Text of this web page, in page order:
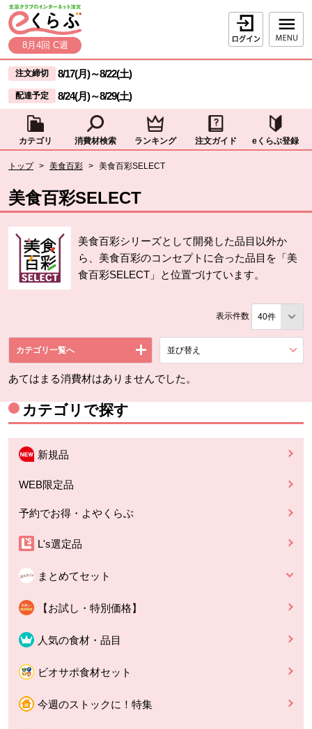
ページの先頭です。
本文へジャンプする。
8月4回 C週
ログイン
ここからサイト内共通メニューです。
サイト内共通メニューをスキップする
注文締切 8/17(月)～8/22(土)
配達予定 8/24(月)～8/29(土)
カテゴリ 消費材検索 ランキング 注文ガイド eくらぶ登録
トップ > 美食百彩 > 美食百彩SELECT
美食百彩SELECT
美食百彩シリーズとして開発した品目以外か
ら、美食百彩のコンセプトに合った品目を「美
食百彩SELECT」と位置づけています。
表示件数
カテゴリ一覧へ 並び替え
あてはまる消費材はありませんでした。
カテゴリで探す
新規品
WEB限定品
予約でお得・よやくらぶ
L's選定品
まとめてセット
【お試し・特別価格】
人気の食材・品目
ビオサポ食材セット
今週のストックに！特集